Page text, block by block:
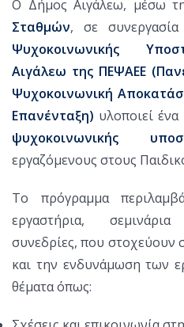
Ο Δήμος Αιγάλεω, μέσω
Σταθμών, σε
Ψυχοκοινωνικής
Αιγάλεω της ΠΕΨΑΕΕ
Ψυχοκοινωνική
Επανένταξη) υλοποιεί ένα
ψυχοκοινωνικής
εργαζόμενους στους
Το πρόγραμμα
εργαστήρια,
συνεδρίες, που στοχεύουν
και την ενδυνάμωση των
θέματα όπως: